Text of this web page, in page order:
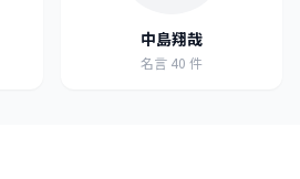
中島翔哉
名言 40 件